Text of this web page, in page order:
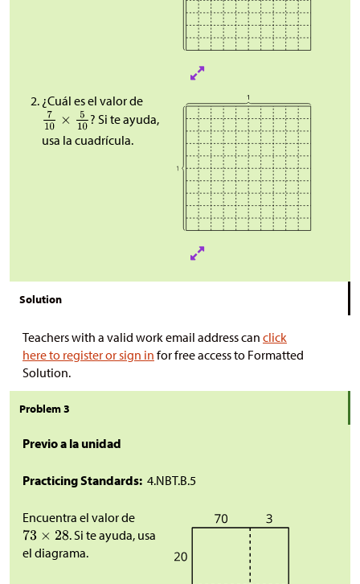
¿Cuál es el valor de
? Si te ayuda,
usa la cuadrícula.
Solution
Teachers with a valid work email address can click
here to register or sign in for free access to Formatted
Solution.
Problem 3
Previo a la unidad
Practicing Standards: 4.NBT.B.5
Encuentra el valor de
. Si te ayuda, usa
el diagrama.